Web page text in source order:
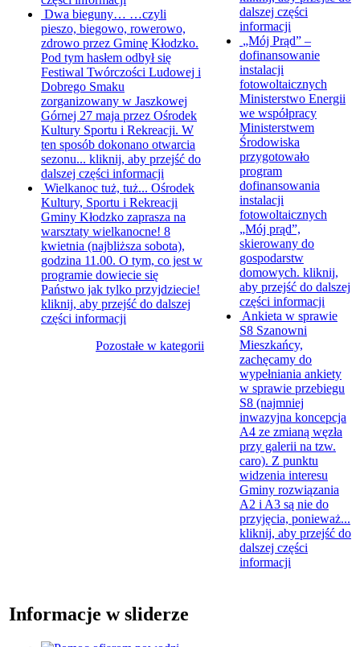
Dwa bieguny… …czyli
pieszo, biegowo, rowerowo,
zdrowo przez Gminę Kłodzko.
Pod tym hasłem odbył się
Festiwal Twórczości Ludowej i
Dobrego Smaku
zorganizowany w Jaszkowej
Górnej 27 maja przez Ośrodek
Kultury Sportu i Rekreacji. W
ten sposób dokonano otwarcia
sezonu... kliknij, aby przejść do
dalszej części informacji
Wielkanoc tuż, tuż... Ośrodek
Kultury, Sportu i Rekreacji
Gminy Kłodzko zaprasza na
warsztaty wielkanocne! 8
kwietnia (najbliższa sobota),
godzina 11.00. O tym, co jest w
programie dowiecie się
Państwo jak tylko przyjdziecie!
kliknij, aby przejść do dalszej
części informacji
Pozostałe w kategorii
dalszej części
informacji
„Mój Prąd” –
dofinansowanie
instalacji
fotowoltaicznych
Ministerstwo Energii
we współpracy
Ministerstwem
Środowiska
przygotowało
program
dofinansowania
instalacji
fotowoltaicznych
„Mój prąd”,
skierowany do
gospodarstw
domowych. kliknij,
aby przejść do dalszej
części informacji
Ankieta w sprawie
S8 Szanowni
Mieszkańcy,
zachęcamy do
wypełniania ankiety
w sprawie przebiegu
S8 (najmniej
inwazyjna koncepcja
A4 ze zmianą węzła
przy galerii na tzw.
caro). Z punktu
widzenia interesu
Gminy rozwiązania
A2 i A3 są nie do
przyjęcia, ponieważ...
kliknij, aby przejść do
dalszej części
informacji
Informacje w sliderze